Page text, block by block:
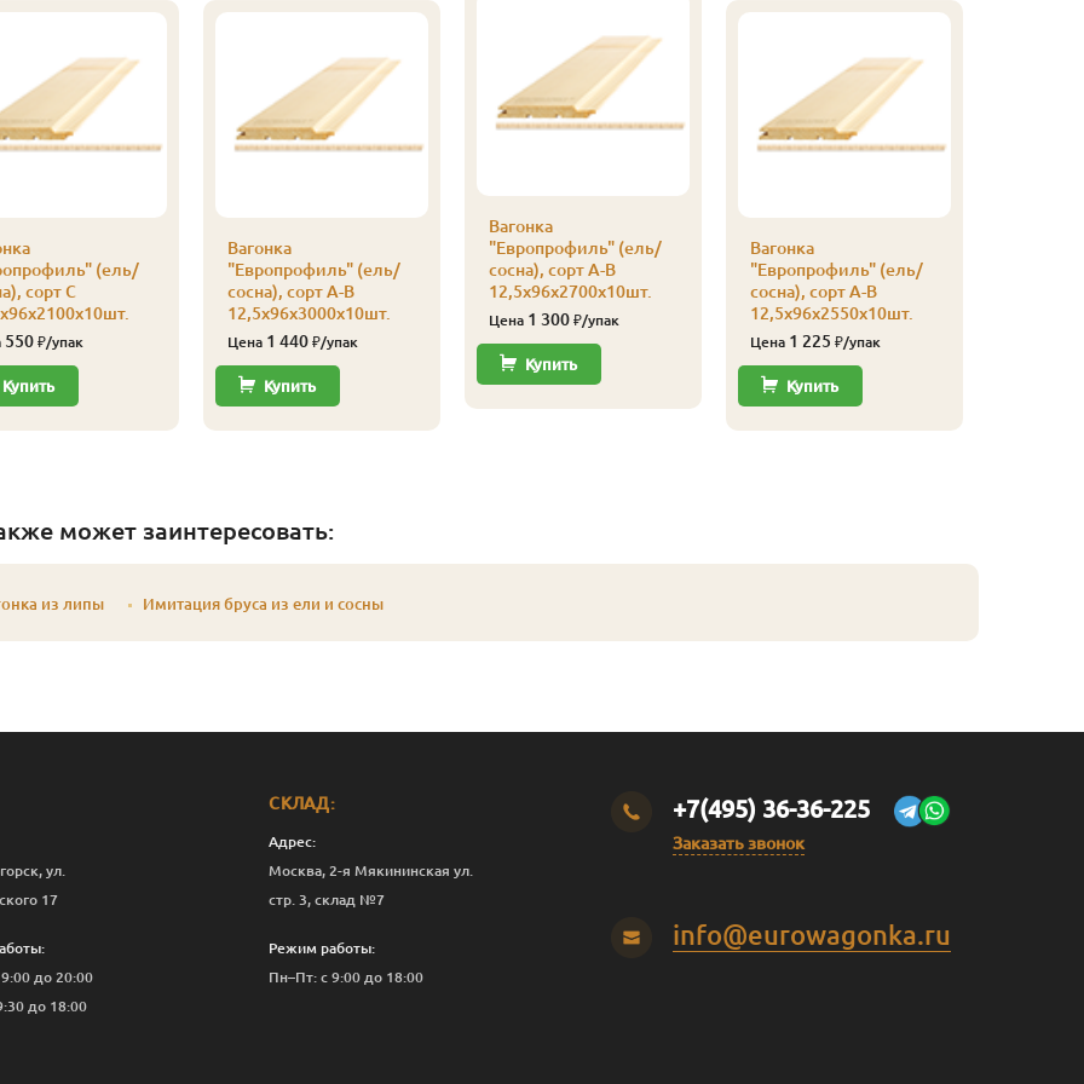
(ель/
сорт С
550₽/упак
Купить
Вагонка
"Европрофиль" (ель/
сосна), сорт А-В
12,5х96х3000х10шт.
Цена 1 440₽/упак
Купить
Вагонка
"Европрофиль" (ель/
сосна), сорт А-В
12,5х96х2700х10шт.
Цена 1 300₽/упак
Купить
Вагонка
"Европрофиль" (ель/
сосна), сорт А-В
12,5х96х2550х10шт.
Цена 1 225 ₽/упак
Купить
может заинтересовать:
из липы Имитация бруса из ели и сосны
ул.
17
до 20:00
до 18:00
СКЛАД:
Адрес:
Москва, 2-я Мякининская ул.
стр. 3, склад №7
Режим работы:
Пн–Пт: с 9:00 до 18:00
+7(495) 36-36-225
Заказать звонок
info@eurowagonka.ru